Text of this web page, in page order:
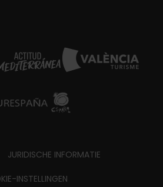
JURIDISCHE INFORMATIE
INSTELLINGEN